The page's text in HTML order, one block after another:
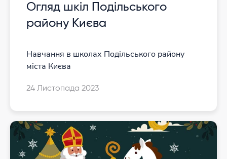
Огляд шкіл Подільського
району Києва
Навчання в школах Подільського району
міста Києва
24 Листопада 2023